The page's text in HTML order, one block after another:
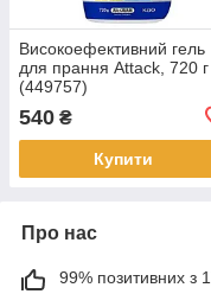
Високоефективний гель
для прання Attack, 720 г
(449757)
540 ₴
Купити
Про нас
99% позитивних з